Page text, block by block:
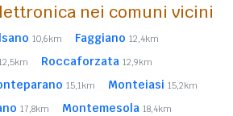
nei comuni vicini
10,6km Faggiano 12,4km
Roccaforzata 12,9km
15,1km Monteiasi 15,2km
17,8km Montemesola 18,4km